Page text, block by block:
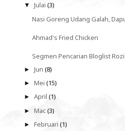
▼Julai(3)
Nasi Goreng Udang Galah,
Ahmad's Fried Chicken
Segmen Pencarian Bloglist
►Jun(8)
►Mei(15)
►April(1)
►Mac(3)
►Februari(1)